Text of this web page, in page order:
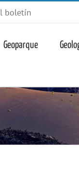
boletín
Geoparque